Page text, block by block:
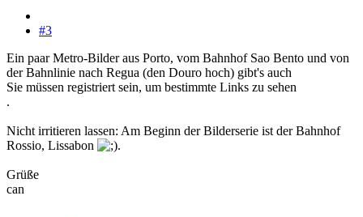
#3
Ein paar Metro-Bilder aus Porto, vom Bahnhof Sao Bento und von
der Bahnlinie nach Regua (den Douro hoch) gibt's auch
Sie müssen registriert sein, um bestimmte Links zu sehen
.
Nicht irritieren lassen: Am Beginn der Bilderserie ist der Bahnhof
Rossio, Lissabon
.
Grüße
can